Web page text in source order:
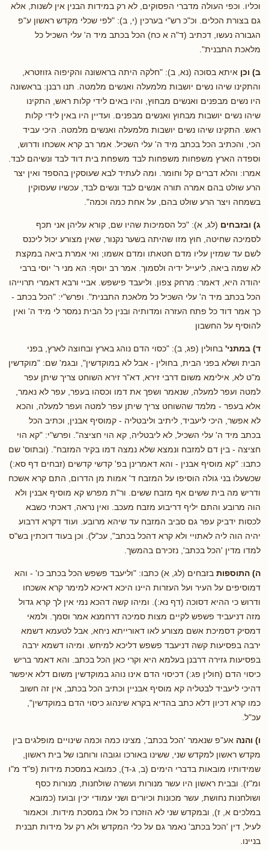
וכליו. וכפי העולה מדברי הפסוקים, לא רק במידות הבנין אין לשנות, אלא
גם בצורת הכלים. וכ"כ רש"י בערכין (י, ב): "לפי שכלי מקדש ראשון ע"פ
הגבורה נעשו, דכתיב (ד"ה א כח) הכל בכתב מיד ה' עלי השכיל כל
מלאכת התבנית".
ב) וכן איתא בסוכה (נא, ב): "חלקה היתה בראשונה והקיפוה גזוזטרא,
והתקינו שיהו נשים יושבות מלמעלה ואנשים מלמטה. תנו רבנן: בראשונה
היו נשים מבפנים ואנשים מבחוץ, והיו באים לידי קלות ראש, התקינו
שיהו נשים יושבות מבחוץ ואנשים מבפנים. ועדיין היו באין לידי קלות
ראש. התקינו שיהו נשים יושבות מלמעלה ואנשים מלמטה. היכי עביד
הכי, והכתיב הכל בכתב מיד ה' עלי השכיל. אמר רב קרא אשכחו ודרוש,
וספדה הארץ משפחות משפחות לבד משפחת בית דוד לבד ונשיהם לבד.
אמרו: והלא דברים קל וחומר. ומה לעתיד לבא שעוסקין בהספד ואין יצר
הרע שולט בהם אמרה תורה אנשים לבד ונשים לבד, עכשיו שעסוקין
בשמחה ויצר הרע שולט בהם, על אחת כמה וכמה".
ג) ובזבחים (לג, א): "כל הסמיכות שהיו שם, קורא עליהן אני תכף
לסמיכה שחיטה, חוץ מזו שהיתה בשער נקנור, שאין מצורע יכול ליכנס
לשם עד שמזין עליו מדם חטאתו ומדם אשמו; ואי אמרת ביאה במקצת
לא שמה ביאה, ליעייל ידיה ולסמוך. אמר רב יוסף: הא מני ר' יוסי ברבי
יהודה היא, דאמר: מרחק צפון. וליעבד פישפש. אביי ורבא דאמרי תרוייהו
הכל בכתב מיד ה' עלי השכיל כל מלאכת התבנית". ופרש"י: "הכל בכתב -
כך אמר דוד כל פתח העזרה ומדותיה ובנין כל הבית נמסר לי מיד ה' ואין
להוסיף על החשבון
ד) במתני' בחולין (פג, ב): "כסוי הדם נוהג בארץ ובחוצה לארץ, בפני
הבית ושלא בפני הבית, בחולין - אבל לא במוקדשין", ובגמ' שם: "מוקדשין
מ"ט לא, אילימא משום דרבי זירא, דא"ר זירא השוחט צריך שיתן עפר
למטה ועפר למעלה, שנאמר ושפך את דמו וכסהו בעפר, עפר לא נאמר,
אלא בעפר - מלמד שהשוחט צריך שיתן עפר למטה ועפר למעלה, והכא
לא אפשר, היכי ליעביד, ליתיב וליבטליה - קמוסיף אבנין, וכתיב הכל
בכתב מיד ה' עלי השכיל, לא ליבטליה, קא הוי חציצה". ופרש"י: "קא הוי
חציצה - בין דם למזבח ונמצא שלא נמצה דמו בקיר המזבח". (ובתוס' שם
כתבו: "קא מוסיף אבנין - והא דאמרינן בפ' קדשי קדשים (זבחים דף סא:)
שכשעלו בני גולה הוסיפו על המזבח ד' אמות מן הדרום, התם קרא אשכח
ודריש מה בית ששים אף מזבח ששים. ור"ת מפרש קא מוסיף אבנין ולא
הוה מרובע והתם יליף דריבוע מזבח מעכב. ואין נראה, דאכתי כשבא
לכסות ידביק עפר גם סביב המזבח עד שיהא מרובע. ועוד דקרא דרבוע
יהיה הוה ליה לאתויי ולא קרא דהכל בכתב", עכ"ל). וכן בעוד דוכתין בש"ס
למדו מדין 'הכל בכתב', נזכירם בהמשך.
ה) התוספות בזבחים (לג, א) כתבו: "וליעבד פשפש הכל בכתב כו' - והא
דמוסיפים על העיר ועל העזרות היינו היכא דאיכא למימר קרא אשכחו
ודרוש כי ההיא דסוכה (דף נא:). ומיהו קשה דהכא נמי אין לך קרא גדול
מזה דניעביד פשפש לקיים מצות סמיכה דרחמנא אמר וסמך. ולמאי
דמסיק דסמיכת אשם מצורע לאו דאורייתא ניחא, אבל לטעמא דשמא
ירבה בפסיעות קשה דניעבד פשפש דליכא למיחש. ומיהו דשמא ירבה
בפסיעות גזירה דרבנן בעלמא היא וקרי כאן הכל בכתב. והא דאמר בריש
כיסוי הדם (חולין פג:) דכיסוי הדם אינו נוהג במוקדשין משום דלא איפשר
דהיכי ליעביד לבטליה קא מוסיף אבניין וכתיב הכל בכתב, אין זה חשוב
כמו קרא דכיון דלא כתב בהדיא בקרא שינהוג כיסוי הדם במוקדשין",
עכ"ל.
ו) והנה אע"פ שנאמר 'הכל בכתב', מצינו כמה וכמה שינויים מופלגים בין
מקדש ראשון למקדש שני, ששינו באורכו וגובהו ורוחבו של בית ראשון,
שמידותיו מובאות בדברי הימים (ב, ג-ד), כמובא במסכת מידות (פ"ד מ"ו
ומ"ז). ובבית ראשון היו עשר מנורות ועשרה שולחנות, מנורות כסף
ושולחנות נחושת, עשר מכונות וכיורים ושני עמודי יכין ובועז (כמובא
במלכים א, ז), ובמקדש שני לא הוזכרו כל אלו במסכת מידות. וכאמור
לעיל, דין 'הכל בכתב' נאמר גם על כלי המקדש ולא רק על מידות תבנית
בניינו.